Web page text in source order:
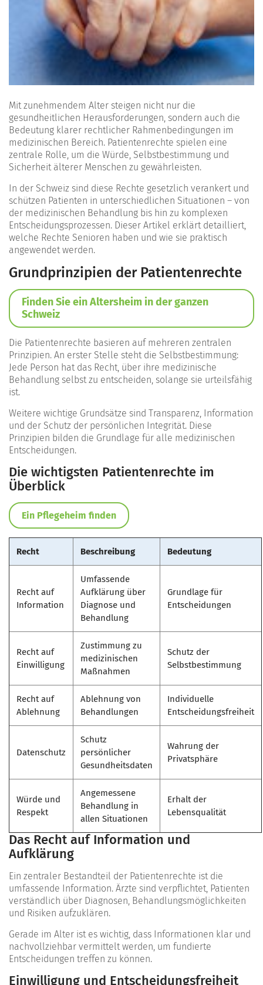
Mit zunehmendem Alter steigen nicht nur die
gesundheitlichen Herausforderungen, sondern auch die
Bedeutung klarer rechtlicher Rahmenbedingungen im
medizinischen Bereich. Patientenrechte spielen eine
zentrale Rolle, um die Würde, Selbstbestimmung und
Sicherheit älterer Menschen zu gewährleisten.
In der Schweiz sind diese Rechte gesetzlich verankert und
schützen Patienten in unterschiedlichen Situationen – von
der medizinischen Behandlung bis hin zu komplexen
Entscheidungsprozessen. Dieser Artikel erklärt detailliert,
welche Rechte Senioren haben und wie sie praktisch
angewendet werden.
Grundprinzipien der Patientenrechte
Finden Sie ein Altersheim in der ganzen
Schweiz
Die Patientenrechte basieren auf mehreren zentralen
Prinzipien. An erster Stelle steht die Selbstbestimmung:
Jede Person hat das Recht, über ihre medizinische
Behandlung selbst zu entscheiden, solange sie urteilsfähig
ist.
Weitere wichtige Grundsätze sind Transparenz, Information
und der Schutz der persönlichen Integrität. Diese
Prinzipien bilden die Grundlage für alle medizinischen
Entscheidungen.
Die wichtigsten Patientenrechte im
Überblick
Ein Pflegeheim finden
Recht Beschreibung Bedeutung
Recht auf
Information
Umfassende
Aufklärung über
Diagnose und
Behandlung
Grundlage für
Entscheidungen
Recht auf
Einwilligung
Zustimmung zu
medizinischen
Maßnahmen
Schutz der
Selbstbestimmung
Recht auf
Ablehnung
Ablehnung von
Behandlungen
Individuelle
Entscheidungsfreiheit
Datenschutz
Schutz
persönlicher
Gesundheitsdaten
Wahrung der
Privatsphäre
Würde und
Respekt
Angemessene
Behandlung in
allen Situationen
Erhalt der
Lebensqualität
Das Recht auf Information und
Aufklärung
Ein zentraler Bestandteil der Patientenrechte ist die
umfassende Information. Ärzte sind verpflichtet, Patienten
verständlich über Diagnosen, Behandlungsmöglichkeiten
und Risiken aufzuklären.
Gerade im Alter ist es wichtig, dass Informationen klar und
nachvollziehbar vermittelt werden, um fundierte
Entscheidungen treffen zu können.
Einwilligung und Entscheidungsfreiheit